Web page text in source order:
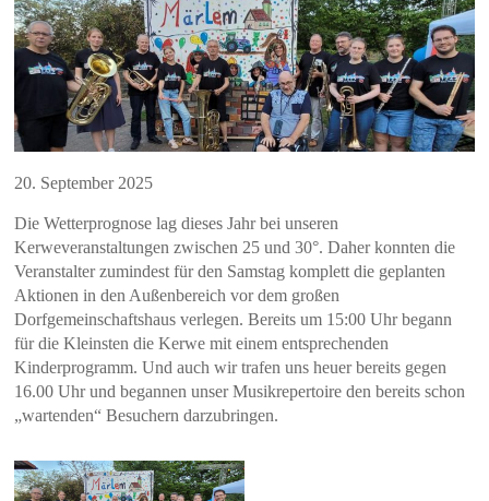
20. September 2025
Die Wetterprognose lag dieses Jahr bei unseren
Kerweveranstaltungen zwischen 25 und 30°. Daher konnten die
Veranstalter zumindest für den Samstag komplett die geplanten
Aktionen in den Außenbereich vor dem großen
Dorfgemeinschaftshaus verlegen. Bereits um 15:00 Uhr begann
für die Kleinsten die Kerwe mit einem entsprechenden
Kinderprogramm. Und auch wir trafen uns heuer bereits gegen
16.00 Uhr und begannen unser Musikrepertoire den bereits schon
„wartenden“ Besuchern darzubringen.